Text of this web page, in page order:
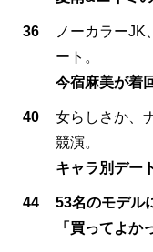
36
ノーカラーJK
ート。
今宿麻美が着
40
女らしさか、
競演。
キャラ別デー
44
53名のモデル
「買ってよか